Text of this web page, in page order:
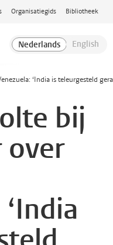
Organisatiegids Bibliotheek
‘India is teleurgesteld
bij
over